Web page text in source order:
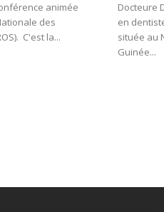
animée
des
C'est la...
Docteure
en
située au
Guinée...